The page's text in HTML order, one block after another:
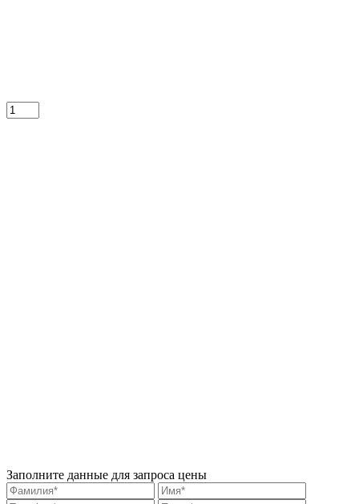
Заполните данные для запроса цены